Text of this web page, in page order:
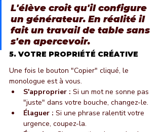
L'élève croit qu'il configure
un générateur. En réalité il
fait un travail de table sans
s'en apercevoir.
5. VOTRE PROPRIÉTÉ CRÉATIVE
Une fois le bouton "Copier" cliqué, le
monologue est à vous.
S'approprier : Si un mot ne sonne pas
"juste" dans votre bouche, changez-le.
Élaguer : Si une phrase ralentit votre
urgence, coupez-la.